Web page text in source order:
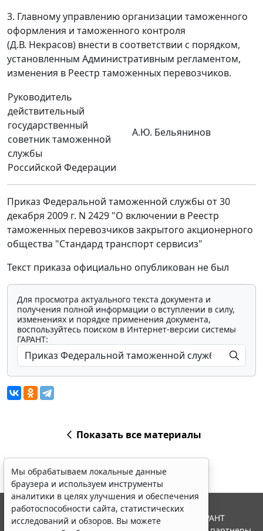
3. Главному управлению организации таможенного
оформления и таможенного контроля
(Д.В. Некрасов) внести в соответствии с порядком,
установленным Административным регламентом,
изменения в Реестр таможенных перевозчиков.
Руководитель
действительный
государственный
советник таможенной
службы
Российской Федерации
А.Ю. Бельянинов
Приказ Федеральной таможенной службы от 30
декабря 2009 г. N 2429 "О включении в Реестр
таможенных перевозчиков закрытого акционерного
общества "Стандард транспорт сервисиз"
Текст приказа официально опубликован не был
Для просмотра актуального текста документа и
получения полной информации о вступлении в силу,
изменениях и порядке применения документа,
воспользуйтесь поиском в Интернет-версии системы
ГАРАНТ:
Показать все материалы
Мы обрабатываем локальные данные
браузера и используем инструменты
аналитики в целях улучшения и обеспечения
работоспособности сайта, статистических
исследований и обзоров. Вы можете
© ООО "НПП "ГАРАНТ-СЕРВИС", 2026. Система ГАРАНТ